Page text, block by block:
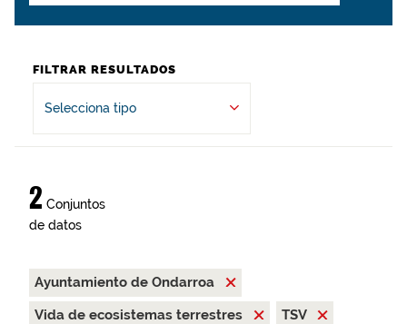
FILTRAR RESULTADOS
Selecciona tipo
2 Conjuntos
de datos
Ayuntamiento de Ondarroa
Vida de ecosistemas terrestres
TSV